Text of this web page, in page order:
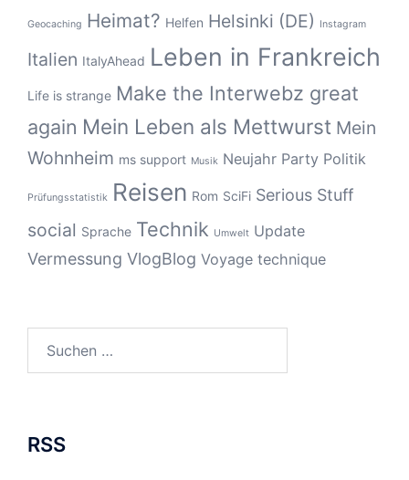
Geocaching Heimat? Helfen Helsinki (DE) Instagram
Italien ItalyAhead Leben in Frankreich
Life is strange Make the Interwebz great
again Mein Leben als Mettwurst Mein
Wohnheim ms support Musik Neujahr Party Politik
Prüfungsstatistik Reisen Rom SciFi Serious Stuff
social Sprache Technik Umwelt Update
Vermessung VlogBlog Voyage technique
nach:
RSS